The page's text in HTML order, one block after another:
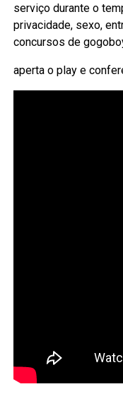
serviço durante o
privacidade, sexo,
concursos de
aperta o play e